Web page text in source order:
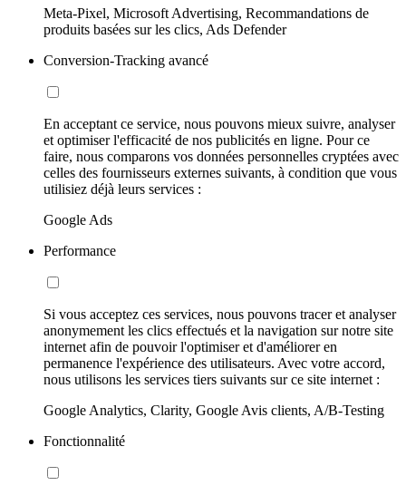
Meta-Pixel, Microsoft Advertising, Recommandations de
produits basées sur les clics, Ads Defender
Conversion-Tracking avancé
En acceptant ce service, nous pouvons mieux suivre, analyser
et optimiser l'efficacité de nos publicités en ligne. Pour ce
faire, nous comparons vos données personnelles cryptées avec
celles des fournisseurs externes suivants, à condition que vous
utilisiez déjà leurs services :
Google Ads
Performance
Si vous acceptez ces services, nous pouvons tracer et analyser
anonymement les clics effectués et la navigation sur notre site
internet afin de pouvoir l'optimiser et d'améliorer en
permanence l'expérience des utilisateurs. Avec votre accord,
nous utilisons les services tiers suivants sur ce site internet :
Google Analytics, Clarity, Google Avis clients, A/B-Testing
Fonctionnalité